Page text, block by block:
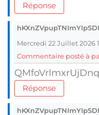
Réponse
Mercredi 22 Juillet 2026
Commentaire posté à
Réponse